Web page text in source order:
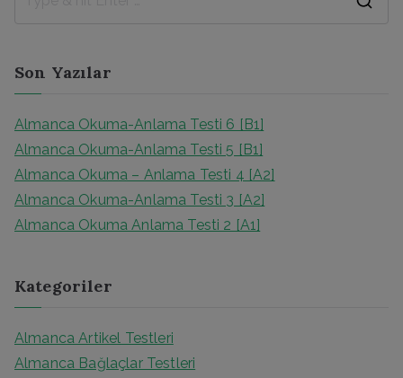
Son Yazılar
Almanca Okuma-Anlama Testi 6 [B1]
Almanca Okuma-Anlama Testi 5 [B1]
Almanca Okuma – Anlama Testi 4 [A2]
Almanca Okuma-Anlama Testi 3 [A2]
Almanca Okuma Anlama Testi 2 [A1]
Kategoriler
Almanca Artikel Testleri
Almanca Bağlaçlar Testleri